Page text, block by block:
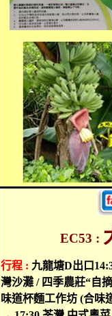
EC53 :
行程 : 九龍塘D出口
灣沙灘 / 四季農莊“自
味道杯麵工作坊 (合味